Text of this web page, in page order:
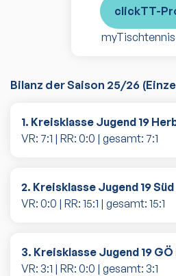
clickTT-
Bilanz der Saison 25/26 (
1. Kreisklasse Jugend 19
VR: 7:1 | RR: 0:0 | gesamt: 7:1
2. Kreisklasse Jugend 19
VR: 0:0 | RR: 15:1 | gesamt: 15:1
3. Kreisklasse Jugend 19
VR: 3:1 | RR: 0:0 | gesamt: 3:1